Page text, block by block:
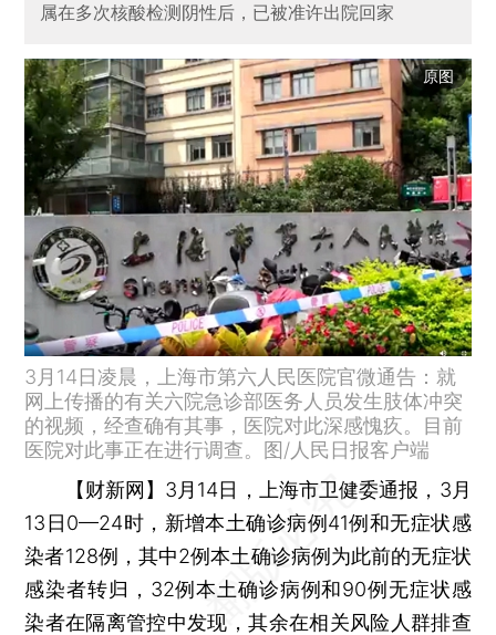
属在多次核酸检测阴性后，已被准许出院回家
原图
3月14日凌晨，上海市第六人民医院官微通告：就
网上传播的有关六院急诊部医务人员发生肢体冲突
的视频，经查确有其事，医院对此深感愧疚。目前
医院对此事正在进行调查。图/人民日报客户端
【财新网】 3月14日，上海市卫健委通报，3月
13日0—24时，新增本土确诊病例41例和无症状感
染者128例，其中2例本土确诊病例为此前的无症状
感染者转归，32例本土确诊病例和90例无症状感
染者在隔离管控中发现，其余在相关风险人群排查